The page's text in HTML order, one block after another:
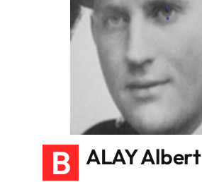
B ALAY Albert